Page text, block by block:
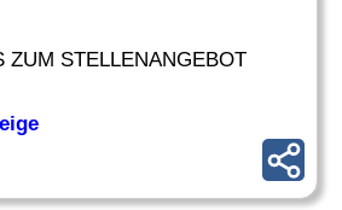
ZUM STELLENANGEBOT